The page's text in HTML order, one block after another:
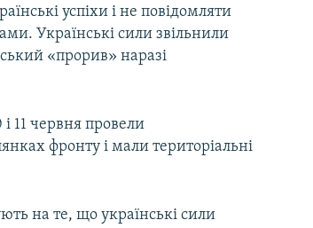
успіхи і не повідомляти
Українські сили звільнили
«прорив» наразі
11 червня провели
фронту і мали територіальні
на те, що українські сили